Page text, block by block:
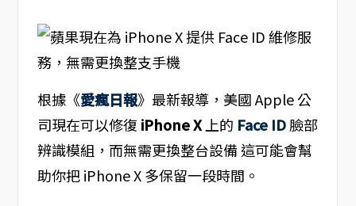
根據《愛瘋日報》最新報導，美國 Apple 公
司現在可以修復 iPhone X上的 Face ID臉部
辨識模組，而無需更換整台設備 這可能會幫
助你把 iPhone X 多保留一段時間。